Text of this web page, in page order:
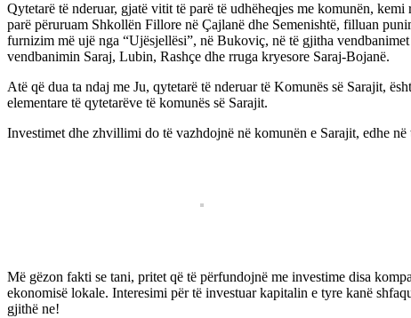
Qytetarë të nderuar, gjatë vitit të parë të udhëheqjes me komunën,
parë përuruam Shkollën Fillore në Çajlanë dhe Semenishtë, filluan
furnizim më ujë nga “Ujësjellësi”, në Bukoviç, në të gjitha
vendbanimin Saraj, Lubin, Rashçe dhe rruga kryesore Saraj-Bojanë.
Atë që dua ta ndaj me Ju, qytetarë të nderuar të Komunës së Sarajit,
elementare të qytetarëve të komunës së Sarajit.
Investimet dhe zhvillimi do të vazhdojnë në komunën e Sarajit, edhe
Më gëzon fakti se tani, pritet që të përfundojnë me investime disa
ekonomisë lokale. Interesimi për të investuar kapitalin e tyre kanë
gjithë ne!